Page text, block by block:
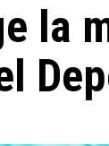
la